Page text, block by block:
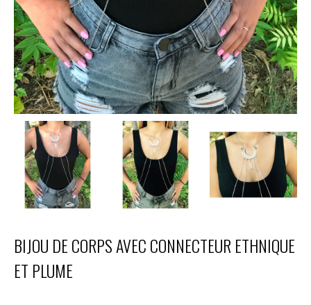
BIJOU DE CORPS AVEC CONNECTEUR ETHNIQUE
ET PLUME